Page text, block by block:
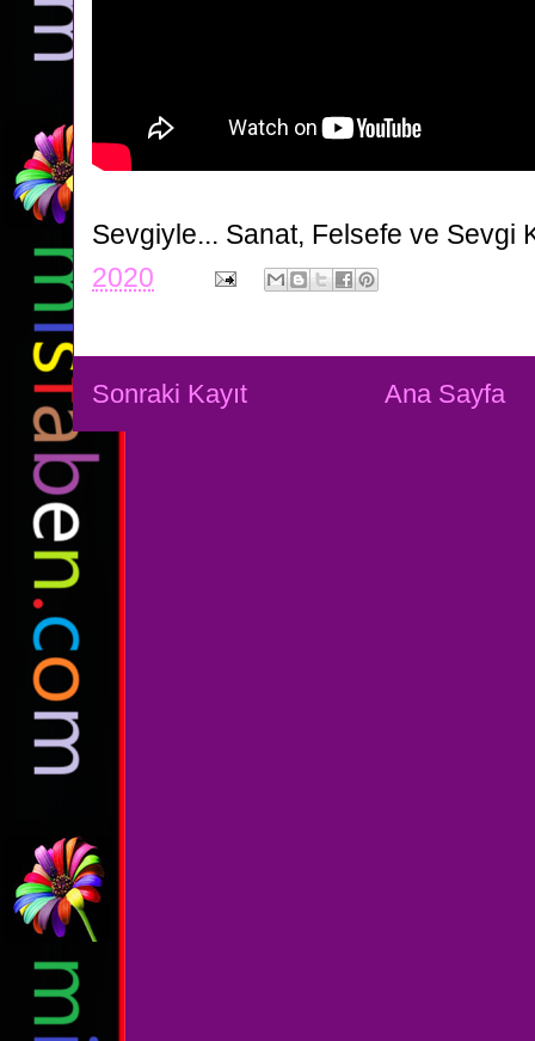
Sevgiyle... Sanat, Felsefe ve Sevgi
2020
Sonraki Kayıt Ana Sayfa